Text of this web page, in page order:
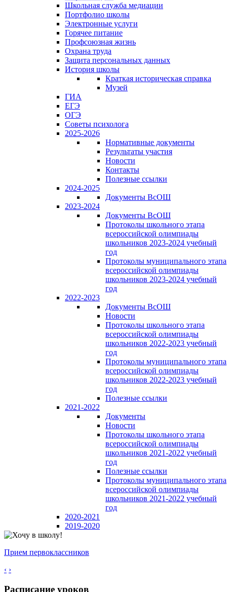
Школьная служба медиации
Портфолио школы
Электронные услуги
Горячее питание
Профсоюзная жизнь
Охрана труда
Защита персональных данных
История школы
Краткая историческая справка
Музей
ГИА
ЕГЭ
ОГЭ
Советы психолога
2025-2026
Нормативные документы
Результаты участия
Новости
Контакты
Полезные ссылки
2024-2025
Документы ВсОШ
2023-2024
Документы ВсОШ
Протоколы школьного этапа
всероссийской олимпиады
школьников 2023-2024 учебный
год
Протоколы муниципального этапа
всероссийской олимпиады
школьников 2023-2024 учебный
год
2022-2023
Документы ВсОШ
Новости
Протоколы школьного этапа
всероссийской олимпиады
школьников 2022-2023 учебный
год
Протоколы муниципального этапа
всероссийской олимпиады
школьников 2022-2023 учебный
год
Полезные ссылки
2021-2022
Документы
Новости
Протоколы школьного этапа
всероссийской олимпиады
школьников 2021-2022 учебный
год
Полезные ссылки
Протоколы муниципального этапа
всероссийской олимпиады
школьников 2021-2022 учебный
год
2020-2021
2019-2020
Прием первоклассников
‹ ›
Расписание уроков